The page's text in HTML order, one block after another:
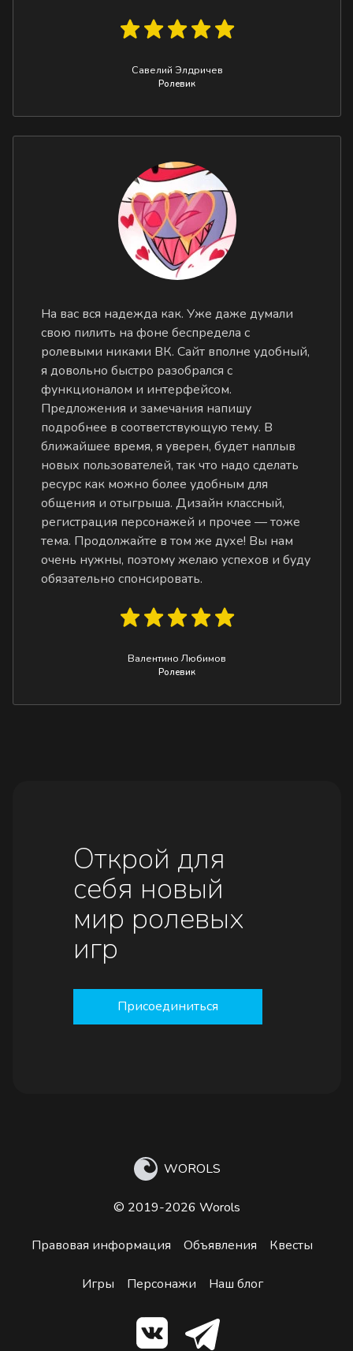
Савелий Элдричев
Ролевик
На вас вся надежда как. Уже даже думали
свою пилить на фоне беспредела с
ролевыми никами ВК. Сайт вполне удобный,
я довольно быстро разобрался с
функционалом и интерфейсом.
Предложения и замечания напишу
подробнее в соответствующую тему. В
ближайшее время, я уверен, будет наплыв
новых пользователей, так что надо сделать
ресурс как можно более удобным для
общения и отыгрыша. Дизайн классный,
регистрация персонажей и прочее — тоже
тема. Продолжайте в том же духе! Вы нам
очень нужны, поэтому желаю успехов и буду
обязательно спонсировать.
Валентино Любимов
Ролевик
Открой для
себя новый
мир ролевых
игр
Присоединиться
WOROLS
© 2019-2026 Worols
Правовая информация Объявления Квесты
Игры Персонажи Наш блог